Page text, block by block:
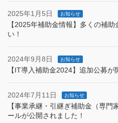
2025年1月5日 お知らせ
【2025年補助金情報】多くの補
い！
2024年9月8日 お知らせ
【IT導入補助金2024】追加公募が
2024年7月11日 お知らせ
【事業承継・引継ぎ補助金（専門
ールが公開されました！